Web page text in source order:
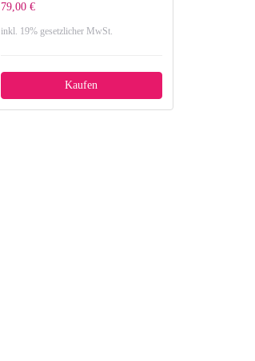
79,00 €
inkl. 19% gesetzlicher MwSt.
Kaufen